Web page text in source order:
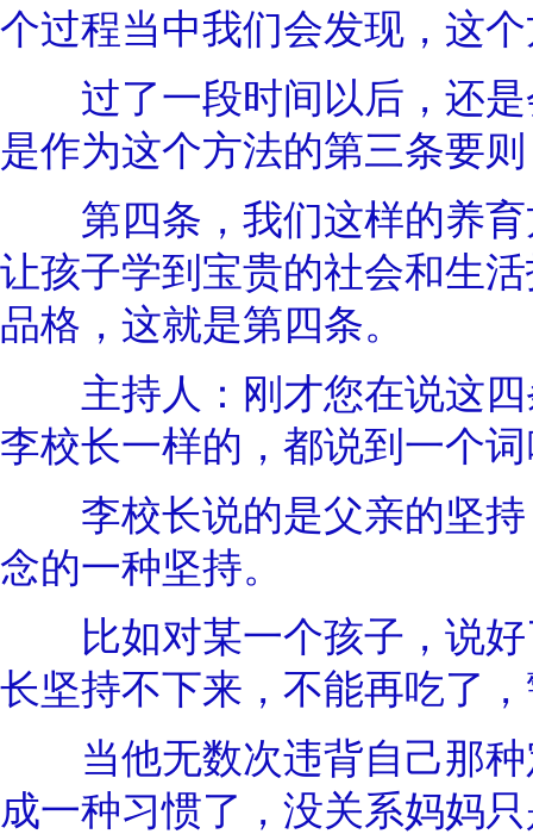
个过程当中我们会发现，这
过了一段时间以后，还是
是作为这个方法的第三条要
第四条，我们这样的养育
让孩子学到宝贵的社会和生
品格，这就是第四条。
主持人：刚才您在说这四
李校长一样的，都说到一个词
李校长说的是父亲的坚持
念的一种坚持。
比如对某一个孩子，说好
长坚持不下来，不能再吃了
当他无数次违背自己那种
成一种习惯了，没关系妈妈